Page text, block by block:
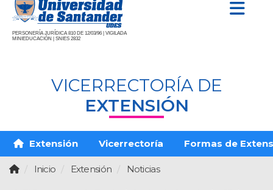
PERSONERÍA JURÍDICA 810 DE 12/03/96 | VIGILADA
MINIEDUCACIÓN | SNIES 2832
VICERRECTORÍA DE
EXTENSIÓN
Extensión Vicerrectoría Formas de
Inicio Extensión Noticias